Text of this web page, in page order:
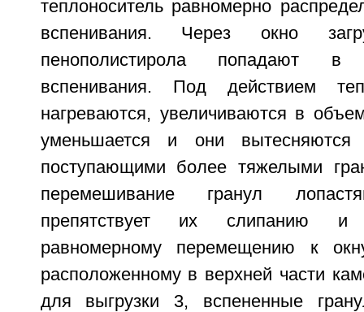
теплоноситель равномерно
вспенивания. Через окно
пенополистирола попадают
вспенивания. Под действием
нагреваются, увеличиваются в
уменьшается и они вытесняются
поступающими более тяжелыми
перемешивание гранул
препятствует их слипанию и
равномерному перемещению к
расположенному в верхней части
для выгрузки 3, вспененные